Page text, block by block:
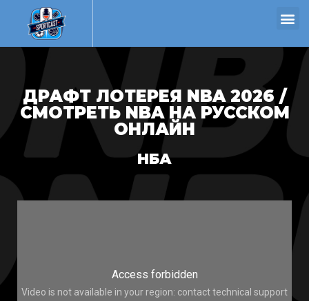
ДРАФТ ЛОТЕРЕЯ NBA 2026 /
СМОТРЕТЬ NBA НА РУССКОМ
ОНЛАЙН
НБА